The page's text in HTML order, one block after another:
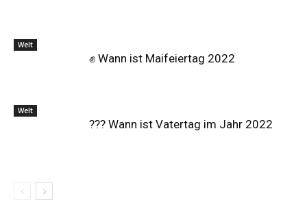
Welt
✊ Wann ist Maifeiertag 2022
Welt
?‍?‍? Wann ist Vatertag im Jahr 2022